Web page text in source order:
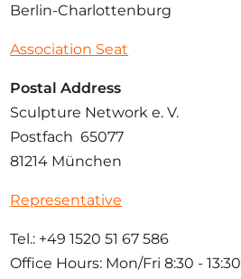
Berlin-Charlottenburg
Association Seat
Postal Address
Sculpture Network e. V.
Postfach 65077
81214 München
Representative
Tel.: +49 1520 51 67 586
Office Hours: Mon/Fri 8:30 - 13:30